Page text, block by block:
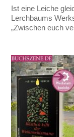
Ist eine Leiche
Lerchbaums
„Zwischen euch